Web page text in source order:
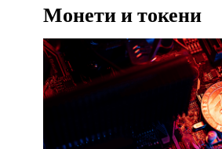
Монети и токени